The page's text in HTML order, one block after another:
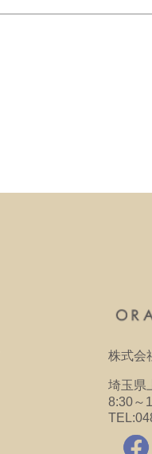
株式会
埼玉県
8:30～